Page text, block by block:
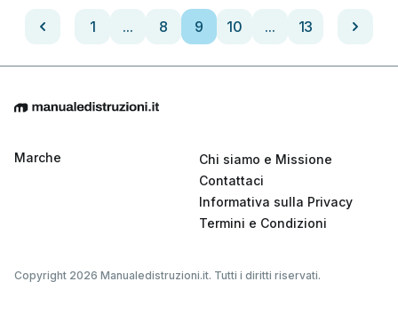
1 ... 8 9 10 ... 13
Marche
Chi siamo e Missione
Contattaci
Informativa sulla Privacy
Termini e Condizioni
Copyright 2026 Manualedistruzioni.it. Tutti i diritti riservati.